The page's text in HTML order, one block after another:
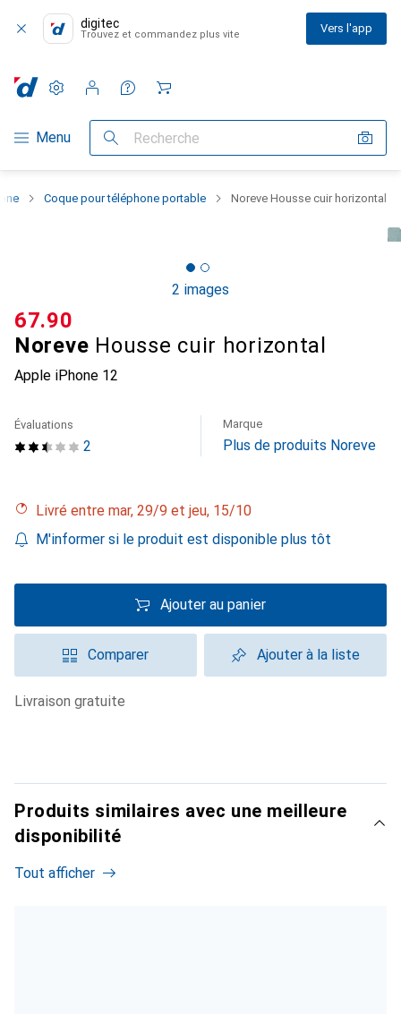
digitec
Trouvez et commandez plus vite Vers l'app
Navigation par catégorie
Menu Recherche
Paramètres
Compte client
Listes de comparaison
Listes d'envies
Panier
Coque pour téléphone portable Noreve Housse cuir horizontal
2 images
Noreve Housse cuir horizontal
Apple iPhone 12
CHF
67.90
2
Évaluations Marque
Plus de produits Noreve
Livré entre mar, 29/9 et jeu, 15/10
M'informer si le produit est disponible plus tôt
Ajouter au panier
Comparer Ajouter à la liste
livraison gratuite
Produits similaires avec une meilleure
disponibilité
Tout afficher